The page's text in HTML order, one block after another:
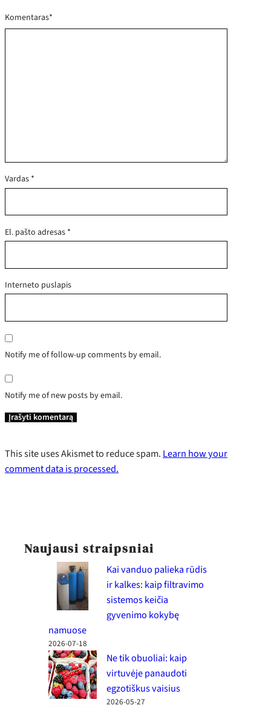
Komentaras*
Vardas *
El. pašto adresas *
Interneto puslapis
Notify me of follow-up comments by email.
Notify me of new posts by email.
This site uses Akismet to reduce spam. Learn how your
comment data is processed.
Naujausi straipsniai
Kai vanduo palieka rūdis
ir kalkes: kaip filtravimo
sistemos keičia
gyvenimo kokybę
namuose
2026-07-18
Ne tik obuoliai: kaip
virtuvėje panaudoti
egzotiškus vaisius
2026-05-27